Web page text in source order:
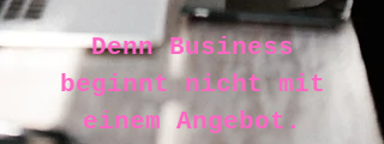
Denn Business
beginnt nicht mit
einem Angebot.